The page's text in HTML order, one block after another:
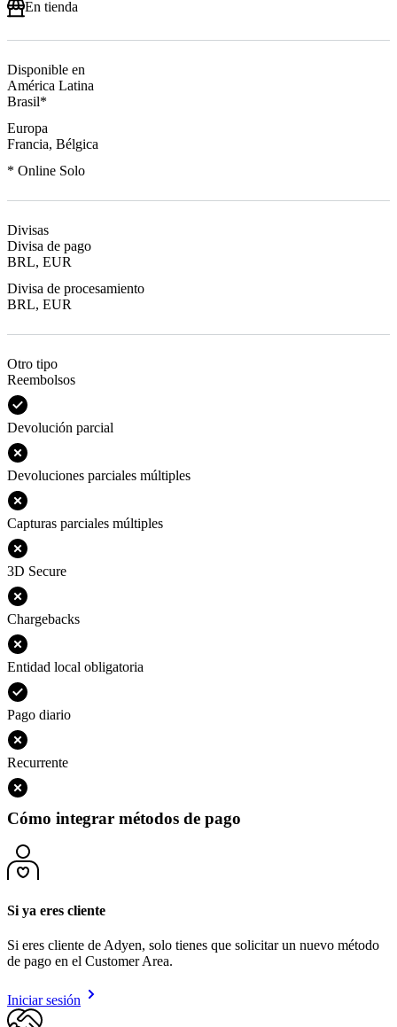
En tienda
Disponible en
América Latina
Brasil*
Europa
Francia, Bélgica
* Online Solo
Divisas
Divisa de pago
BRL, EUR
Divisa de procesamiento
BRL, EUR
Otro tipo
Reembolsos
Devolución parcial
Devoluciones parciales múltiples
Capturas parciales múltiples
3D Secure
Chargebacks
Entidad local obligatoria
Pago diario
Recurrente
Cómo integrar métodos de pago
Si ya eres cliente
Si eres cliente de Adyen, solo tienes que solicitar un nuevo método
de pago en el Customer Area.
Iniciar sesión